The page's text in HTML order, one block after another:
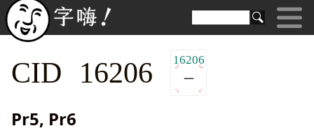
CID 16206 16206
Pr5, Pr6